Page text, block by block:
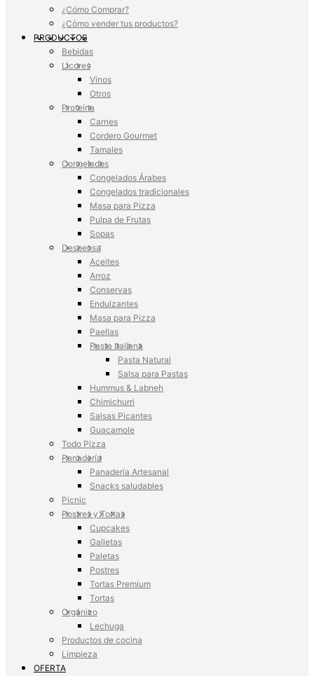
¿Cómo Comprar?
¿Cómo vender tus productos?
PRODUCTOS
Bebidas
Licores
Vinos
Otros
Proteína
Carnes
Cordero Gourmet
Tamales
Congelados
Congelados Árabes
Congelados tradicionales
Masa para Pizza
Pulpa de Frutas
Sopas
Despensa
Aceites
Arroz
Conservas
Endulzantes
Masa para Pizza
Paellas
Pasta Italiana
Pasta Natural
Salsa para Pastas
Hummus & Labneh
Chimichurri
Salsas Picantes
Guacamole
Todo Pizza
Panadería
Panadería Artesanal
Snacks saludables
Picnic
Postres y Tortas
Cupcakes
Galletas
Paletas
Postres
Tortas Premium
Tortas
Orgánico
Lechuga
Productos de cocina
Limpieza
OFERTA